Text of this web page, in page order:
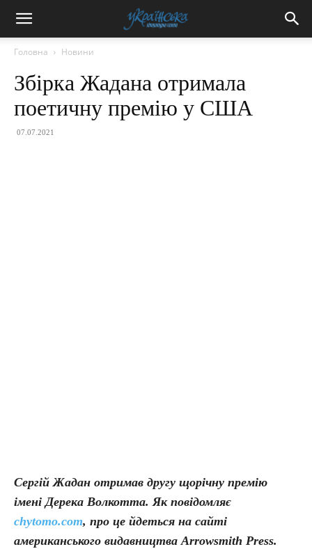
Головна Новини
Збірка Жадана отримала
поетичну премію у США
07.07.2021
Сергій Жадан отримав другу щорічну премію
імені Дерека Волкотта. Як повідомляє
chytomo.com, про це йдеться на сайті
американського видавництва Arrowsmith Press.